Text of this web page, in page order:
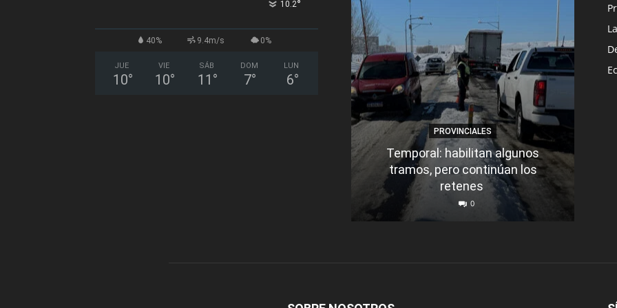
10.2°
40% 9.4m/s 0%
JUE
10°
VIE
10°
SÁB
11 °
DOM
7°
LUN
6°
PROVINCIALES
Temporal: habilitan algunos
tramos, pero continúan los
retenes
0